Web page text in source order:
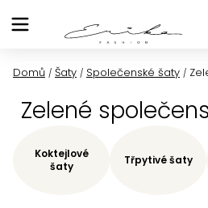
na
Domů / Šaty / Společenské šaty /
Zelené
Koktejlové
šaty
Třpytivé šaty